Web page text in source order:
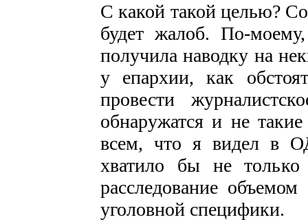
С какой такой целью?
будет жалоб. По-
получила наводку на
у епархии, как
провести
обнаружатся и не
всем, что я видел в
хватило бы не
расследование
уголовной специфики.